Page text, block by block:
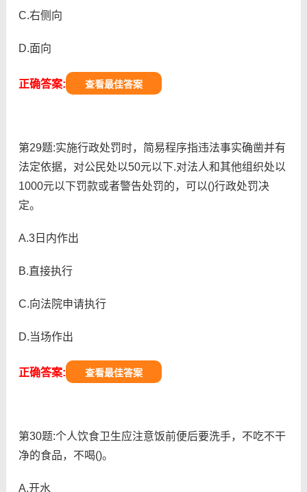
C.右侧向
D.面向
正确答案: 查看最佳答案
第29题:实施行政处罚时，简易程序指违法事实确凿并有
法定依据，对公民处以50元以下.对法人和其他组织处以
1000元以下罚款或者警告处罚的，可以()行政处罚决
定。
A.3日内作出
B.直接执行
C.向法院申请执行
D.当场作出
正确答案: 查看最佳答案
第30题:个人饮食卫生应注意饭前便后要洗手，不吃不干
净的食品，不喝()。
A.开水